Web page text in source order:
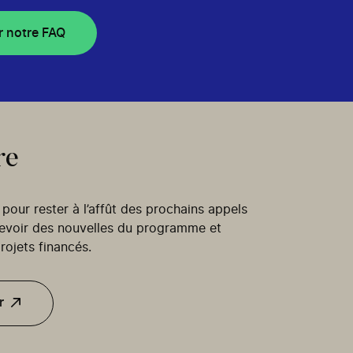
notre FAQ
rester à l’affût des prochains appels
des nouvelles du programme et
financés.